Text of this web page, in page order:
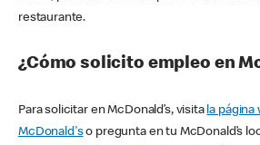
restaurante.
¿Cómo solicito empleo en
Para solicitar en McDonald’s, visita la
McDonald'so pregunta en tu McDonald’s